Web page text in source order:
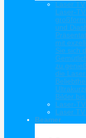
Laser TV
Laser-
und
mit
Sie sich
zu
die
Bilder
Laser-
Laser
Beamer